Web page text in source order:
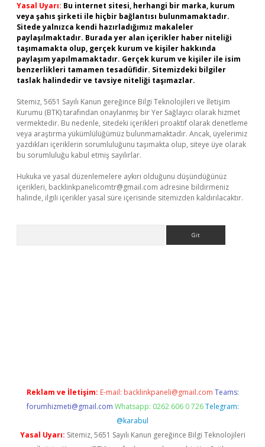
Yasal Uyarı: Bu internet sitesi, herhangi bir marka, kurum
veya şahıs şirketi ile hiçbir bağlantısı bulunmamaktadır.
Sitede yalnızca kendi hazırladığımız makaleler
paylaşılmaktadır. Burada yer alan içerikler haber niteliği
taşımamakta olup, gerçek kurum ve kişiler hakkında
paylaşım yapılmamaktadır. Gerçek kurum ve kişiler ile isim
benzerlikleri tamamen tesadüfidir. Sitemizdeki bilgiler
taslak halindedir ve tavsiye niteliği taşımazlar.
Sitemiz, 5651 Sayılı Kanun gereğince Bilgi Teknolojileri ve İletişim
Kurumu (BTK) tarafından onaylanmış bir Yer Sağlayıcı olarak hizmet
vermektedir. Bu nedenle, sitedeki içerikleri proaktif olarak denetleme
veya araştırma yükümlülüğümüz bulunmamaktadır. Ancak, üyelerimiz
yazdıkları içeriklerin sorumluluğunu taşımakta olup, siteye üye olarak
bu sorumluluğu kabul etmiş sayılırlar.
Hukuka ve yasal düzenlemelere aykırı olduğunu düşündüğünüz
içerikleri, backlinkpanelicomtr@gmail.com adresine bildirmeniz
halinde, ilgili içerikler yasal süre içerisinde sitemizden kaldırılacaktır.
Reklam ve İletişim: E-mail: backlinkpaneli@gmail.com Teams:
forumhizmeti@gmail.com Whatsapp: 0262 606 0 726 Telegram:
@karabul
Yasal Uyarı: Sitemiz, 5651 Sayılı Kanun gereğince Bilgi Teknolojileri